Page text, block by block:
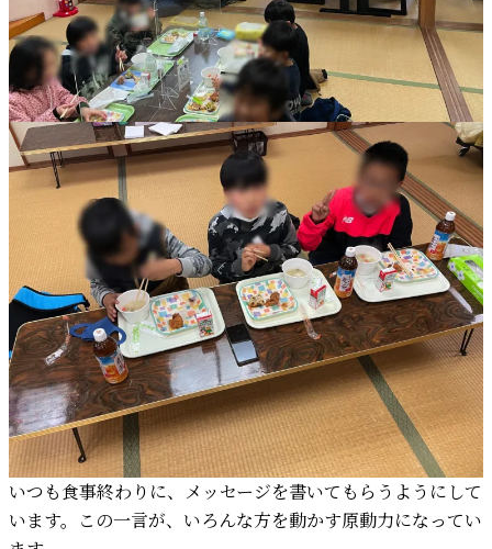
いつも食事終わりに、メッセージを書いてもらうようにして
います。この一言が、いろんな方を動かす原動力になってい